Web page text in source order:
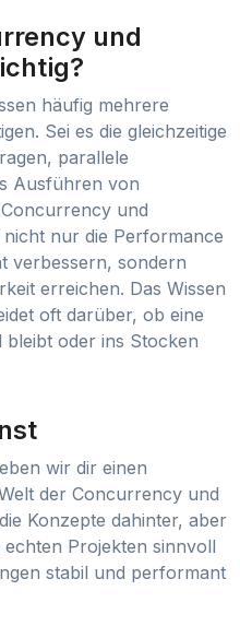
und
häufig mehrere
Sei es die gleichzeitige
parallele
Ausführen von
und
nur die Performance
verbessern, sondern
erreichen. Das Wissen
oft darüber, ob eine
oder ins Stocken
wir dir einen
der Concurrency und
Konzepte dahinter, aber
Projekten sinnvoll
stabil und performant